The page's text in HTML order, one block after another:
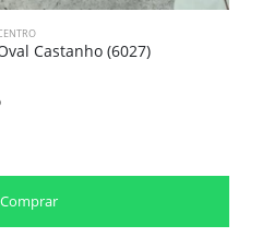
Castanho (6027)
Comprar